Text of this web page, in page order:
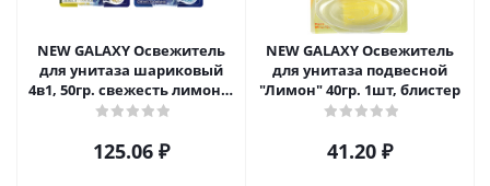
NEW GALAXY Освежитель
для унитаза шариковый
4в1, 50гр. свежесть лимона,
свежесть океана
125.06 ₽
NEW GALAXY Освежитель
для унитаза подвесной
"Лимон" 40гр. 1шт, блистер
41.20 ₽